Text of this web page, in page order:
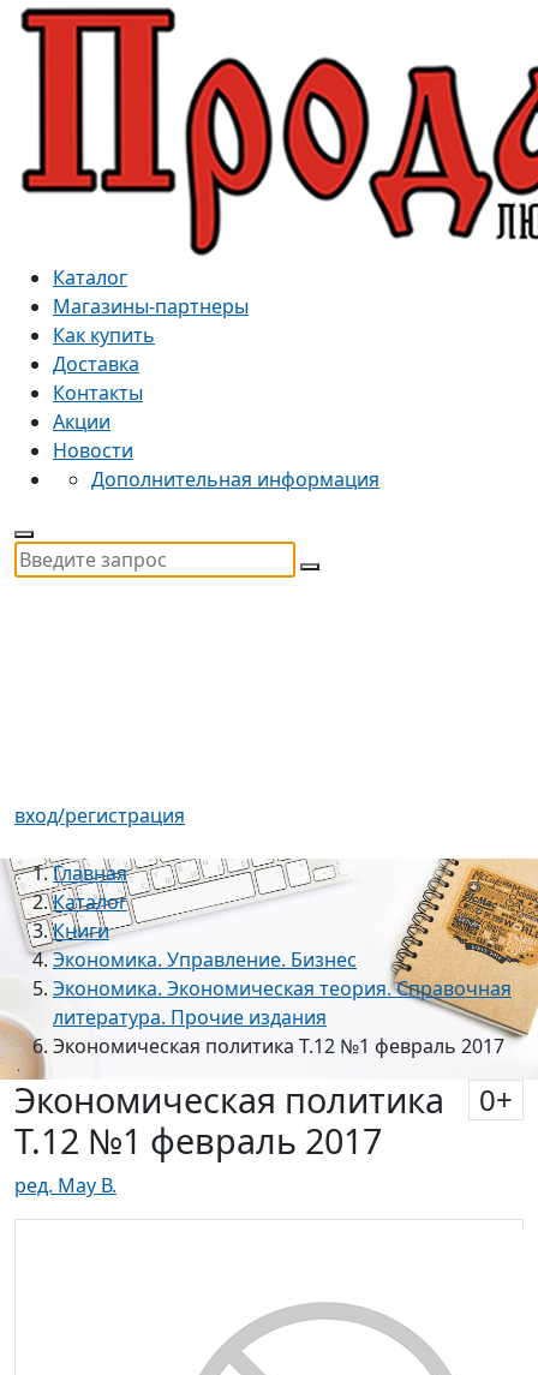
Каталог
Магазины-партнеры
Как купить
Доставка
Контакты
Акции
Новости
Дополнительная информация
вход/регистрация
Главная
Каталог
Книги
Экономика. Управление. Бизнес
Экономика. Экономическая теория. Справочная
литература. Прочие издания
Экономическая политика Т.12 №1 февраль 2017
Экономическая политика
Т.12 №1 февраль 2017
0+
ред. Мау В.